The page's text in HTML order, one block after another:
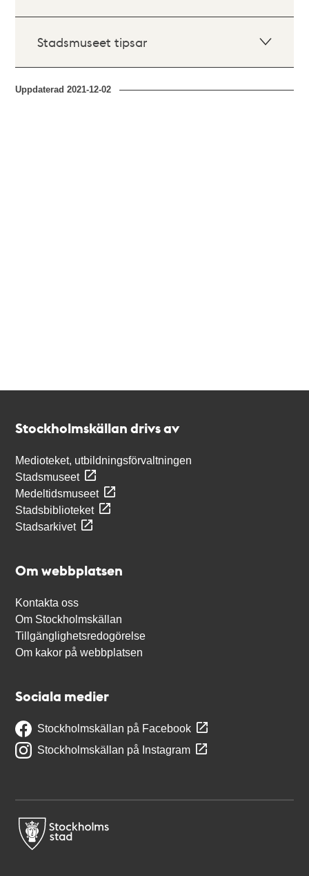
Stadsmuseet tipsar
Uppdaterad2021-12-02
Stockholmskällan drivs av
Medioteket, utbildningsförvaltningen
Stadsmuseet
Medeltidsmuseet
Stadsbiblioteket
Stadsarkivet
Om webbplatsen
Kontakta oss
Om Stockholmskällan
Tillgänglighetsredogörelse
Om kakor på webbplatsen
Sociala medier
Stockholmskällan på Facebook
Stockholmskällan på Instagram